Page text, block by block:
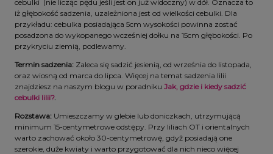
cebulki (nie licząc pędu jeśli jest on już widoczny) w dół. Oznacza to
iż głębokość sadzenia, uzależniona jest od wielkości cebulki. Dla
przykładu: cebulka posiadająca 5cm wysokości powinna zostać
posadzona do wykopanego wcześniej dołku na 15cm głębokości. Po
przykryciu ziemią, podlewamy.
Termin sadzenia: Zaleca się sadzić jesienią, od września do listopada,
oraz wiosną od marca do lipca. Więcej na temat sadzenia lilii
znajdziesz na naszym blogu w poradniku Jak, gdzie i kiedy sadzić
cebulki lilii?.
Rozstawa: Umieszczamy w glebie lub doniczkach, utrzymującą
minimum 15-centymetrowe odstępy. Przy liliach OT i orientalnych
warto zachować około 30-centymetrowę, gdyż posiadają one
szerokie, duże kwiaty i warto przygotować dla nich nieco więcej